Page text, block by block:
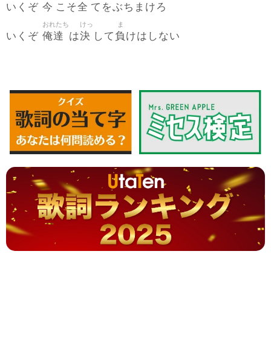
いくぞ 今 こそ全 てをぶちまけろ
いくぞ 俺達
おれたち
は決
けっ
して 負
ま
けはしない